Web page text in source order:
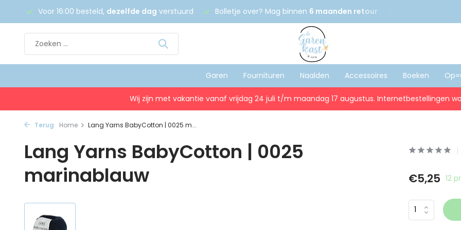
Voor 16:00 besteld, dezelfde dag verstuurd Bolletje over? Mag binnen 6 maanden retour
Garen Fournituren Naalden Accessoires Boeken
Wij zijn met vakantie vanaf vrijdag 24 juli t/m maandag 17 augustus. Internetbestellingen
Terug Home Lang Yarns BabyCotton | 0025 m...
Lang Yarns BabyCotton | 0025
marinablauw
€5,25 12